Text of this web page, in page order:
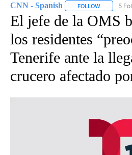
CNN - Spanish FOLLOW FOLLOW
5
El jefe de la OMS
los residentes
Tenerife ante la
crucero afectado